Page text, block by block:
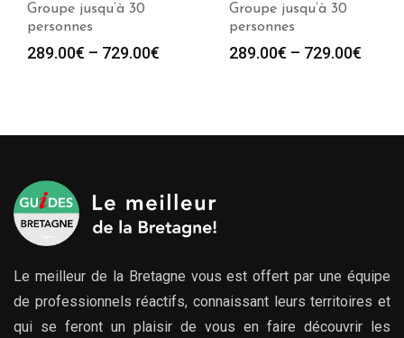
Groupe jusqu’à 30
personnes
289.00€ – 729.00€
Groupe jusqu’à 30
personnes
289.00€ – 729.00€
Le meilleur de la Bretagne vous est offert par une équipe
de professionnels réactifs, connaissant leurs territoires et
qui se feront un plaisir de vous en faire découvrir les